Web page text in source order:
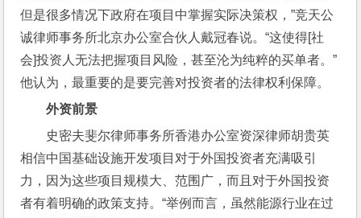
但是很多情况下政府在项目中掌握实际决策权，”竞天公
诚律师事务所北京办公室合伙人戴冠春说。“这使得[社
会]投资人无法把握项目风险，甚至沦为纯粹的买单者。”
他认为，最重要的是要完善对投资者的法律权利保障。
外资前景
史密夫斐尔律师事务所香港办公室资深律师胡贵英
相信中国基础设施开发项目对于外国投资者充满吸引
力，因为这些项目规模大、范围广，而且对于外国投资
者有着明确的政策支持。“举例而言，虽然能源行业在过